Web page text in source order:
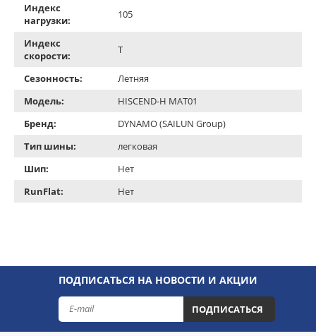
Индекс
нагрузки:
105
Индекс
скорости:
T
Сезонность:
Летняя
Модель:
HISCEND-H MAT01
Бренд:
DYNAMO (SAILUN Group)
Тип шины:
легковая
Шип:
Нет
RunFlat:
Нет
ПОДПИСАТЬСЯ НА НОВОСТИ И АКЦИИ
ПОДПИСАТЬСЯ